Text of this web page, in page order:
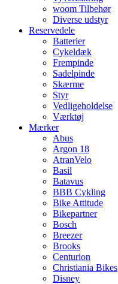
woom Tilbehør
Diverse udstyr
Reservedele
Batterier
Cykeldæk
Frempinde
Sadelpinde
Skærme
Styr
Vedligeholdelse
Værktøj
Mærker
Abus
Argon 18
AtranVelo
Basil
Batavus
BBB Cykling
Bike Attitude
Bikepartner
Bosch
Breezer
Brooks
Centurion
Christiania Bikes
Disney